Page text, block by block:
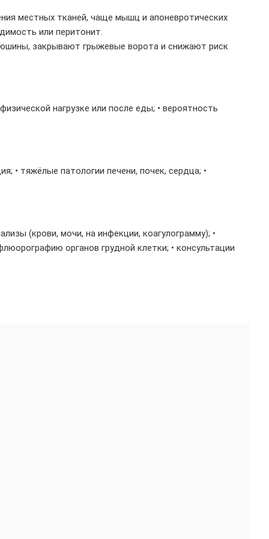
местных тканей, чаще мышц и апоневротических
или перитонит.
закрывают грыжевые ворота и снижают риск
нагрузке или после еды; • вероятность
• тяжёлые патологии печени, почек, сердца; •
(крови, мочи, на инфекции, коагулограмму); •
органов грудной клетки; • консультации